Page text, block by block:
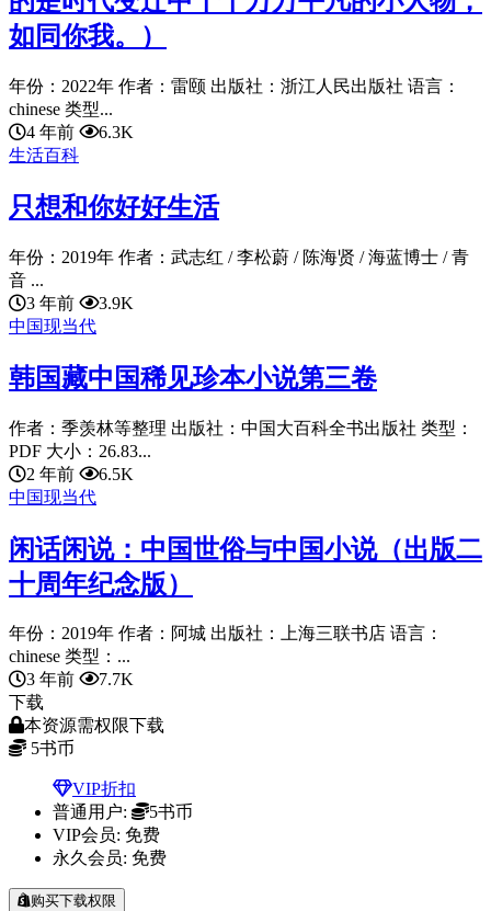
如同你我。）
年份：2022年 作者：雷颐 出版社：浙江人民出版社 语言：
chinese 类型...
4 年前
6.3K
生活百科
只想和你好好生活
年份：2019年 作者：武志红 / 李松蔚 / 陈海贤 / 海蓝博士 / 青
音 ...
3 年前
3.9K
中国现当代
韩国藏中国稀见珍本小说第三卷
作者：季羡林等整理 出版社：中国大百科全书出版社 类型：
PDF 大小：26.83...
2 年前
6.5K
中国现当代
闲话闲说：中国世俗与中国小说（出版二
十周年纪念版）
年份：2019年 作者：阿城 出版社：上海三联书店 语言：
chinese 类型：...
3 年前
7.7K
下载
本资源需权限下载
5书币
VIP折扣
普通用户:
5书币
VIP会员: 免费
永久会员: 免费
购买下载权限